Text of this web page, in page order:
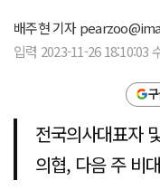
배주현 기자
입력 2023-11-26 18:10:03
전국의사대표자
의협, 다음 주 비